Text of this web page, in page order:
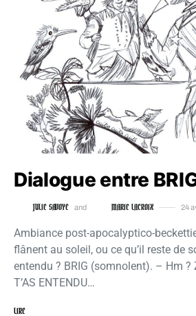
Dialogue entre
JULIE SAVOYE and MARIE LACROIX 24
Ambiance post-apocalyptico-
flânent au soleil, ou ce qu’il reste de
entendu ? BRIG (somnolent). – Hm ?
T’AS ENTENDU…
LIRE